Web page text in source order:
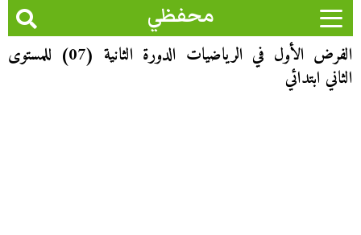
محفظي
الفرض الأول في الرياضيات الدورة الثانية (07) للمستوى
الثاني ابتدائي